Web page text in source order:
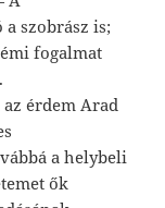
a szobrász is;
fogalmat
érdem Arad
a helybeli
ők